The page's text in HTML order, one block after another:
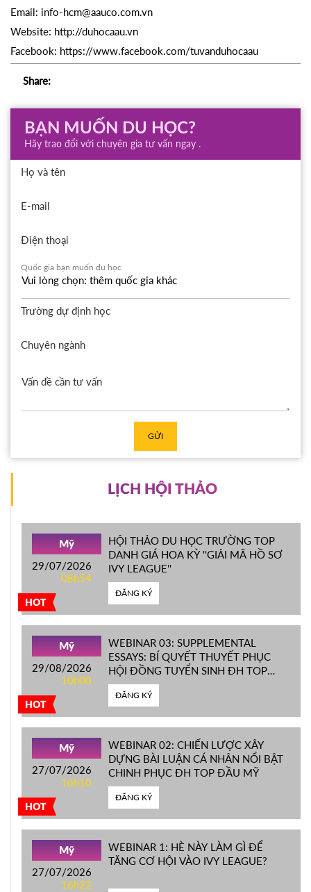
Email: info-hcm@aauco.com.vn
Website: http://duhocaau.vn
Facebook: https://www.facebook.com/tuvanduhocaau
Share:
BẠN MUỐN DU HỌC?
Hãy trao đổi với chuyên gia tư vấn ngay .
Họ và tên
E-mail
Điện thoại
Quốc gia bạn muốn du học
Trường dự định học
Chuyên ngành
GỬI
LỊCH HỘI THẢO
HOT
Mỹ
29/07/2026
08h54
HỘI THẢO DU HỌC TRƯỜNG TOP
DANH GIÁ HOA KỲ ''GIẢI MÃ HỒ SƠ
IVY LEAGUE''
ĐĂNG KÝ
HOT
Mỹ
29/08/2026
10h00
WEBINAR 03: SUPPLEMENTAL
ESSAYS: BÍ QUYẾT THUYẾT PHỤC
HỘI ĐỒNG TUYỂN SINH ĐH TOP
ĐẦU MỸ
ĐĂNG KÝ
HOT
Mỹ
27/07/2026
16h10
WEBINAR 02: CHIẾN LƯỢC XÂY
DỰNG BÀI LUẬN CÁ NHÂN NỔI BẬT
CHINH PHỤC ĐH TOP ĐẦU MỸ
ĐĂNG KÝ
Mỹ
27/07/2026
16h22
WEBINAR 1: HÈ NÀY LÀM GÌ ĐỂ
TĂNG CƠ HỘI VÀO IVY LEAGUE?